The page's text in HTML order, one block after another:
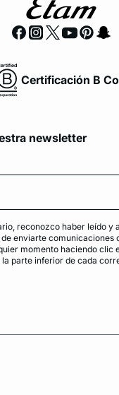
Certificación B
newsletter
reconozco haber leído y
de enviarte comunicaciones
momento haciendo clic
parte inferior de cada